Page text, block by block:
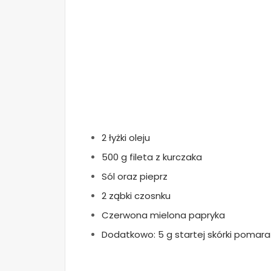
2 łyżki oleju
500 g fileta z kurczaka
Sól oraz pieprz
2 ząbki czosnku
Czerwona mielona papryka
Dodatkowo: 5 g startej skórki